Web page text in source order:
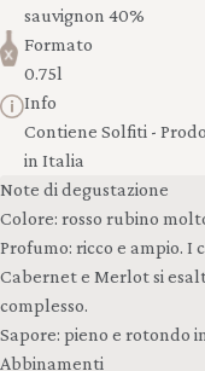
sauvignon 40%
Formato
0.75l
Info
Contiene Solfiti -
in Italia
Note di degustazione
Colore: rosso rubino
Profumo: ricco e ampio.
Cabernet e Merlot si
complesso.
Sapore: pieno e rotondo
Abbinamenti